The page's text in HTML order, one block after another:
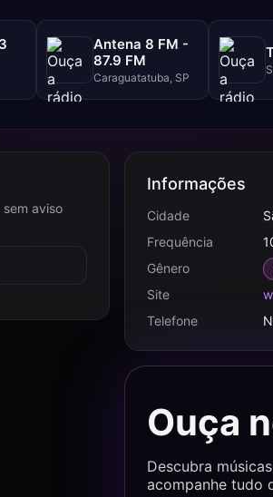
Antena 8 FM -
87.9 FM
Caraguatatuba, SP
aviso
Informações
Cidade
Frequência
Gênero
Site
Telefone
Ouça
Descubra
acompanhe tudo